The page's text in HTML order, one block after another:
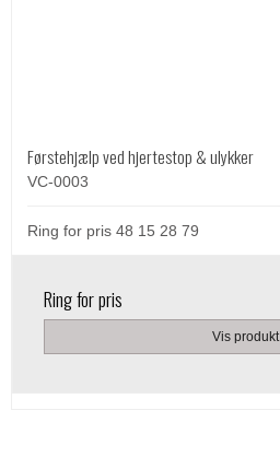
Førstehjælp ved hjertestop & ulykker
VC-0003
Ring for pris 48 15 28 79
Ring for pris
Vis produkt